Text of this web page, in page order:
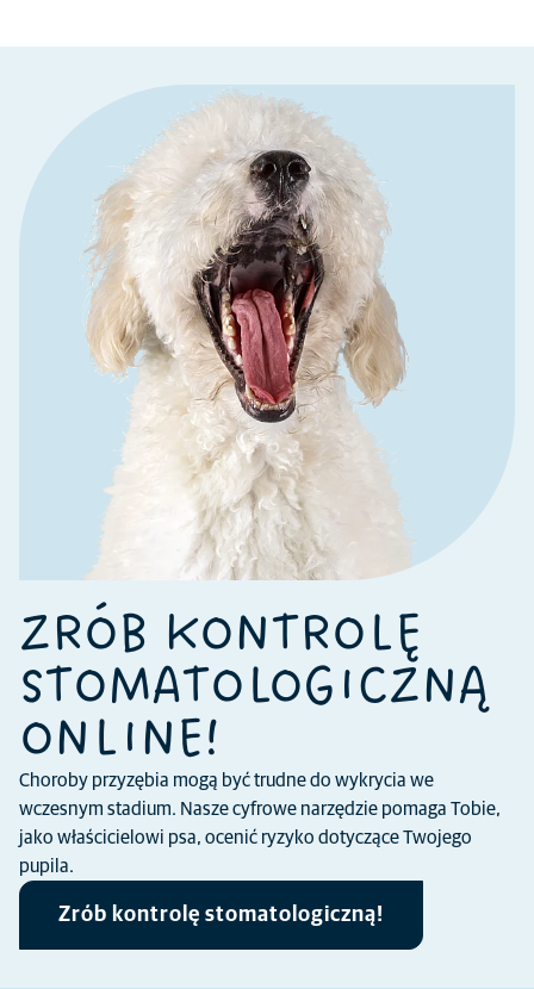
ZRÓB KONTROLĘ
STOMATOLOGICZNĄ
ONLINE!
Choroby przyzębia mogą być trudne do wykrycia we
wczesnym stadium. Nasze cyfrowe narzędzie pomaga Tobie,
jako właścicielowi psa, ocenić ryzyko dotyczące Twojego
pupila.
Zrób kontrolę stomatologiczną!